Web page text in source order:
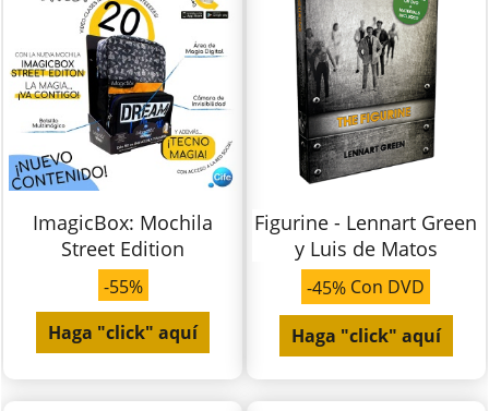
ImagicBox: Mochila
Street Edition
-55%
Haga "click" aquí
Figurine - Lennart Green
y Luis de Matos
-45% Con DVD
Haga "click" aquí